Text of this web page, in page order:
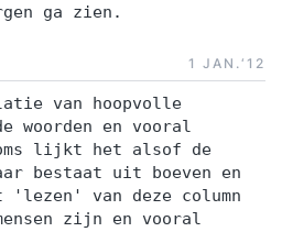
ga zien.
1 JAN.‘12
van hoopvolle
woorden en vooral
lijkt het alsof de
bestaat uit boeven en
'lezen' van deze column
zijn en vooral